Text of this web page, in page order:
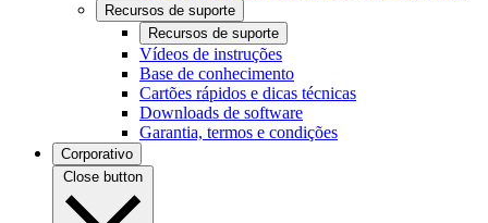
Recursos de suporte
Recursos de suporte
Vídeos de instruções
Base de conhecimento
Cartões rápidos e dicas técnicas
Downloads de software
Garantia, termos e condições
Corporativo
Close button